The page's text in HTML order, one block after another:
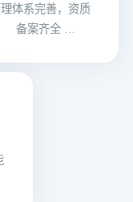
体系完善，资质
备案齐全